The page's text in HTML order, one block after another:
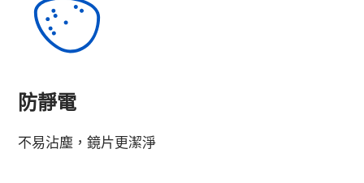
防靜電
不易沾塵，鏡片更潔淨